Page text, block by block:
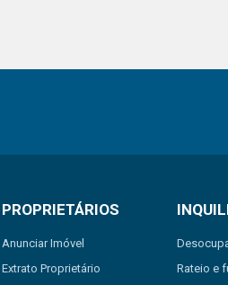
PROPRIETÁRIOS
Anunciar Imóvel
Extrato Proprietário
Rateio e